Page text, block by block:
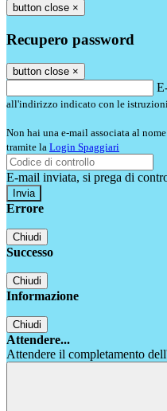
button close ×
Recupero password
button close ×
all'indirizzo indicato con le istruzioni
Non hai una e-mail associata al
tramite la Login Spaggiari
E-mail inviata, si prega di
Errore
Chiudi
Successo
Chiudi
Informazione
Chiudi
Attendere...
Attendere il completamento